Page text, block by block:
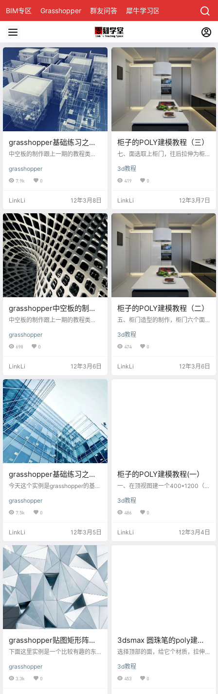
BIM专区 Grasshopper 群友问答 犀牛学习区
grasshopper基础练习之两
点连线生成矩阵
中空板的制作跟上一期的教程类
边框，外边框和矩阵最后组合成面
其中要注意最后边的使用成面的运
出的图像将也是分组的。 矩形的设
通过区间定位的，区间最大值和最
小值的绝对值的和就是矩形的边
长，另外矩形的中心点也落在区间
的原点上面。 部件筛选是Grasshop
per的常用而且重要的制作操作…
grasshopper
7.9k 0
LinkLi 12年3月8日
柜子的POLY建模教程（三）
七、面选取上柜门，往后拉伸为柜
为柜子的玻璃，赋予玻璃材质，在
顶视图对齐复制。 九、在顶视图画
十、选取线模式，把柜门的缝拉
述，如下图演示：
3d教程
419 0
LinkLi 12年3月7日
grasshopper中空板的制作
实例
中空板的制作跟上一期的教程类
边框，外边框和矩阵最后组合成面
其中要注意最后边的使用成面的运
出的图像将也是分组的。 矩形的设
通过区间定位的，区间最大值和最
小值的绝对值的和就是矩形的边
长，另外矩形的中心点也落在区间
的原点上面。 部件筛选是Grasshop
per的常用而且重要的制作操作…
grasshopper
698 0
LinkLi 12年3月6日
柜子的POLY建模教程（二）
五、柜门造型的制作，柜门六个面
m。 六、下柜三面柜门bevel倒角
（注：输入的尺寸-号为轴号方向的
请看：http://www.3dscg.com/guiz
3d教程
474 0
LinkLi 12年3月6日
grasshopper基础练习之两
点连线生成矩阵
今天这个实例是grasshopper的基本
个例子我们可以了解到grasshopper
的基本原理和制作的基本思路。在
算器那并不是最重要的，在清晰的
在本实例我们的目的是制作一个由
圆柱排列而成的矩阵（我们这里不
直接用grasshopper中现场的矩阵<s
quare&…
grasshopper
7.5k 0
LinkLi 12年3月5日
柜子的POLY建模教程(一）
一、在顶视图建一个400*1200（m
m。 二、转为POLY，选取线模式分
三段线条，再将它们的位置调整，
分段作为柜门的分隔线。 四、选取
3d教程
486 0
LinkLi 12年3月4日
grasshopper贴图矩形阵列
教程
下面这里实例是一个比较有趣的东
的图片，再把图片赋予到绘制好的
圆柱矩阵当中，这样正好可以形成
grasshopper
3.3k 0
3dsmax 圆珠笔的poly建模
方法（二）
选择顶部的面，给它个材质，拉伸
就出来了，在做笔的最顶部要注意
要去掉勾选的忽略背面，在做拉伸
3d教程
453 0